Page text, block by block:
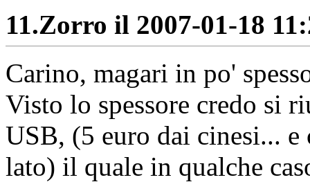
11.Zorro il 2007-01-18
Carino, magari in po'
Visto lo spessore credo si
USB, (5 euro dai cinesi... e
lato) il quale in qualche